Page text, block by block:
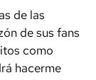
de las
de sus fans
como
hacerme